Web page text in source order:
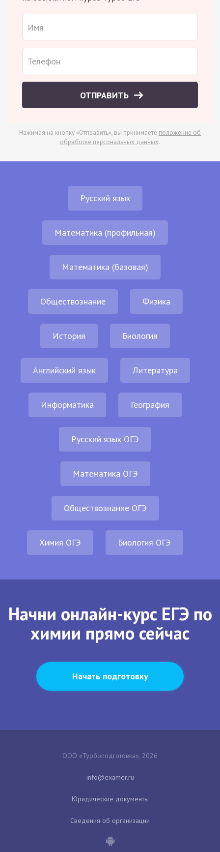
ОТПРАВИТЬ
Нажимая на кнопку «Отправить», вы принимаете положение об
обработке персональных данных.
Русский язык
Математика (профильная)
Математика (базовая)
Обществознание Физика
История Биология
Английский язык Литература
Информатика География
Русский язык ОГЭ
Математика ОГЭ
Обществознание ОГЭ
Химия ОГЭ Биология ОГЭ
Начни онлайн-курс ЕГЭ по
химии прямо сейчас
Начать подготовку
ООО «Турбоподготовка», 2026
Юридические документы
Сведения об организации